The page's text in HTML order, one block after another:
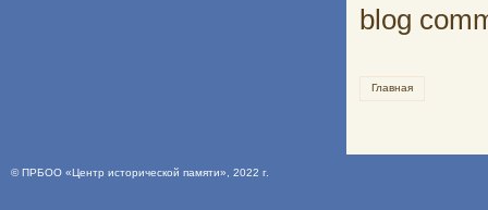
blog
Главная
©ПРБОО «Центр исторической памяти» , 2022 г.